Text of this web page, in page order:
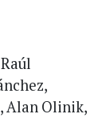
Alan Olinik,